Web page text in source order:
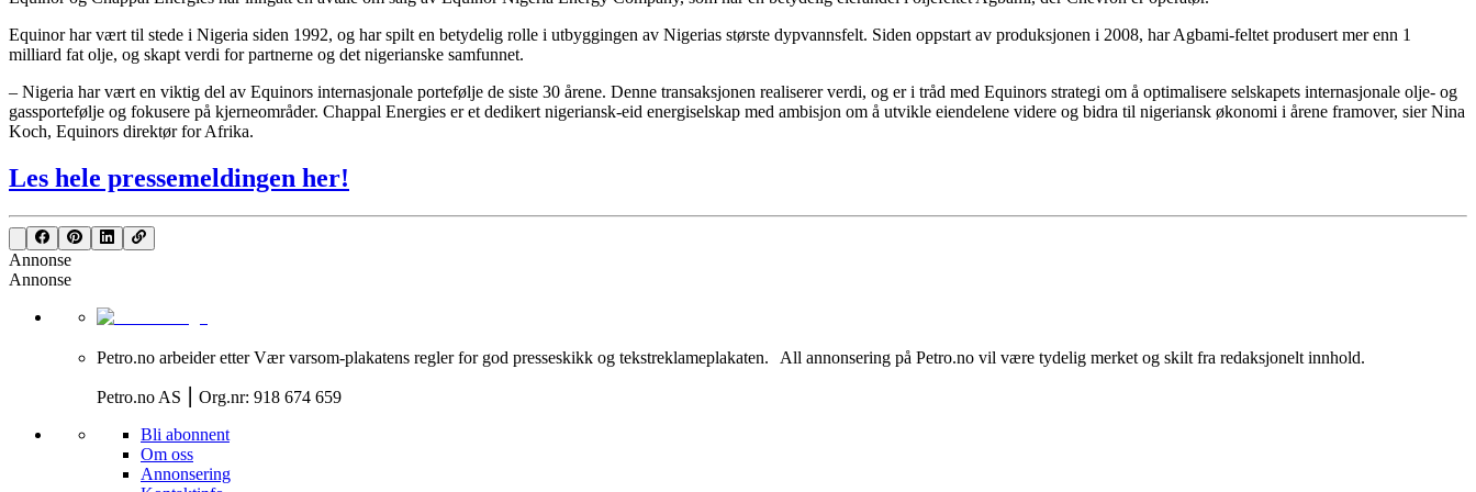
Equinor har vært til stede i Nigeria siden 1992, og har spilt en betydelig rolle i utbyggingen av Nigerias største dypvannsfelt. Siden oppstart av produksjonen i 2008, har Agbami-feltet produsert mer enn 1
milliard fat olje, og skapt verdi for partnerne og det nigerianske samfunnet.
– Nigeria har vært en viktig del av Equinors internasjonale portefølje de siste 30 årene. Denne transaksjonen realiserer verdi, og er i tråd med Equinors strategi om å optimalisere selskapets internasjonale olje- og
gassportefølje og fokusere på kjerneområder. Chappal Energies er et dedikert nigeriansk-eid energiselskap med ambisjon om å utvikle eiendelene videre og bidra til nigeriansk økonomi i årene framover, sier Nina
Koch, Equinors direktør for Afrika.
Les hele pressemeldingen her!
Annonse
Annonse
Petro.no arbeider etter Vær varsom-plakatens regler for god presseskikk og tekstreklameplakaten. All annonsering på Petro.no vil være tydelig merket og skilt fra redaksjonelt innhold.
Petro.no AS ⎮ Org.nr: 918 674 659
Bli abonnent
Om oss
Annonsering